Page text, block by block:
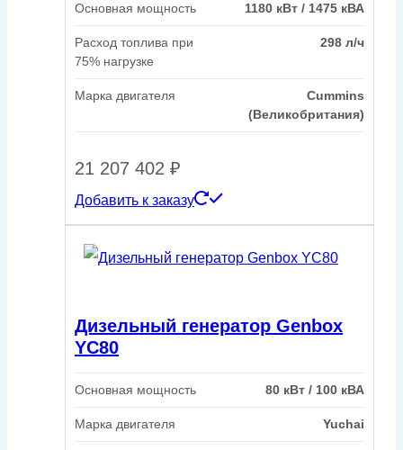
Основная мощность 1180 кВт / 1475 кВА
Расход топлива при
75% нагрузке
298 л/ч
Марка двигателя
Cummins
(Великобритания)
21 207 402 ₽
Добавить к заказу
Дизельный генератор Genbox
YC80
Основная мощность 80 кВт / 100 кВА
Марка двигателя Yuchai